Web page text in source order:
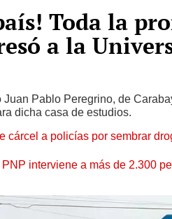
Toda la
a la
Pablo Peregrino, de
dicha casa de estudios.
cárcel a policías por sembrar
interviene a más de 2.300